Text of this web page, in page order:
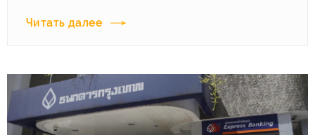
Читать далее